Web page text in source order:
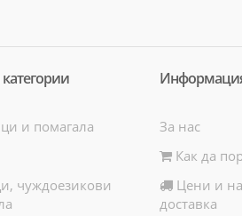
и помагала
чуждоезикови
За нас
Как да
Цени и
доставка